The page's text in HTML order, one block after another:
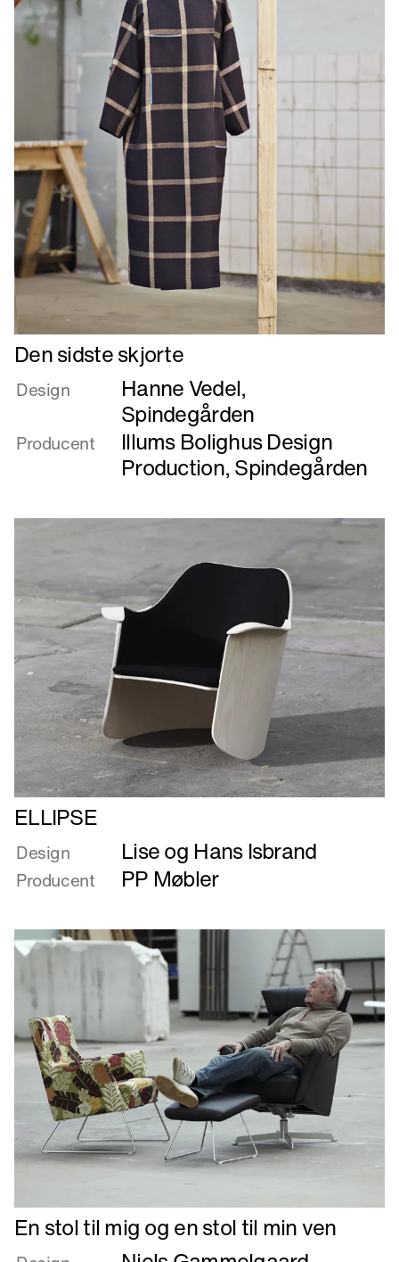
Læs
mere
om
skjorte
Den sidste skjorte
Design Hanne Vedel,
Spindegården
Producent
Illums Bolighus Design
Production,Spindegården
Læs
mere
om
ELLIPSE
ELLIPSE
Design Lise og Hans Isbrand
Producent PP Møbler
Læs
mere
En stol til mig og en stol til min ven